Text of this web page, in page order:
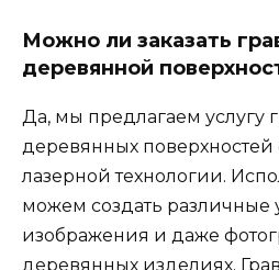
Можно ли заказать
деревянной
Да, мы предлагаем услугу
деревянных
лазерной технологии.
можем создать различные
изображения и даже
деревянных изделиях.